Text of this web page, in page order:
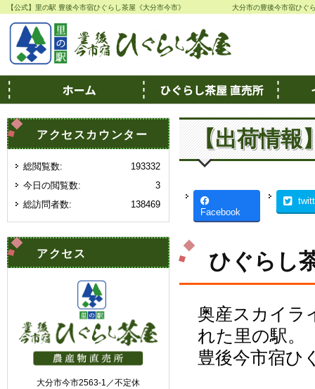
【公式】里の駅 豊後今市宿ひぐらし茶屋《大分市今市》 大分市の豊後今市宿ひぐ
【出荷情報
Facebook
ひぐらし
奥産スカイラ
れた里の駅。
豊後今市宿ひ
アクセスカウンター
193332
総閲覧数:
3
今日の閲覧数:
138469
総訪問者数:
アクセス
大分市今市2563-1／不定休